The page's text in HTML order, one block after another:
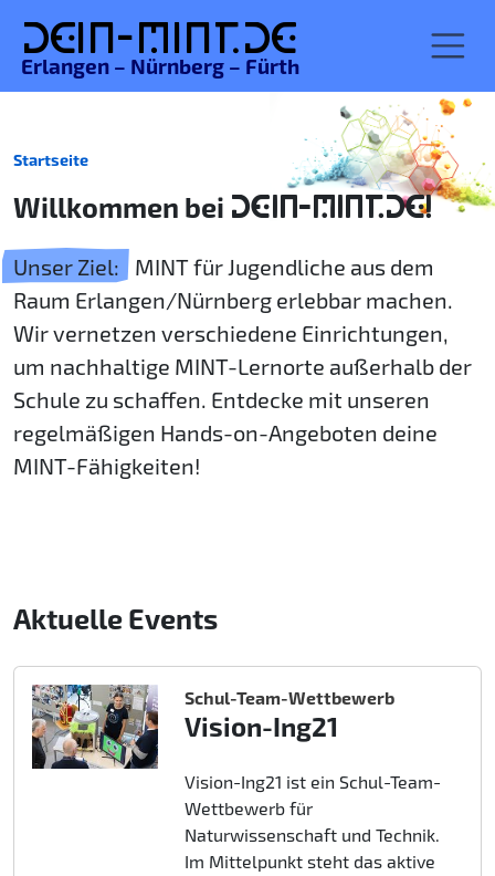
Dein-MINT.de
Erlangen – Nürnberg – Fürth
Startseite
Willkommen bei DEIN-MINT.DE!
Unser Ziel:
MINT für Jugendliche aus dem
Raum Erlangen/Nürnberg erlebbar machen.
Wir vernetzen verschiedene Einrichtungen,
um nachhaltige MINT-Lernorte außerhalb der
Schule zu schaffen. Entdecke mit unseren
regelmäßigen Hands-on-Angeboten deine
MINT-Fähigkeiten!
Aktuelle Events
Schul-Team-Wettbewerb
Vision-Ing21
Vision-Ing21 ist ein Schul-Team-
Wettbewerb für
Naturwissenschaft und Technik.
Im Mittelpunkt steht das aktive